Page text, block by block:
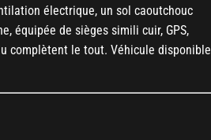
électrique, un sol caoutchouc
équipée de sièges simili cuir, GPS,
complètent le tout. Véhicule disponible